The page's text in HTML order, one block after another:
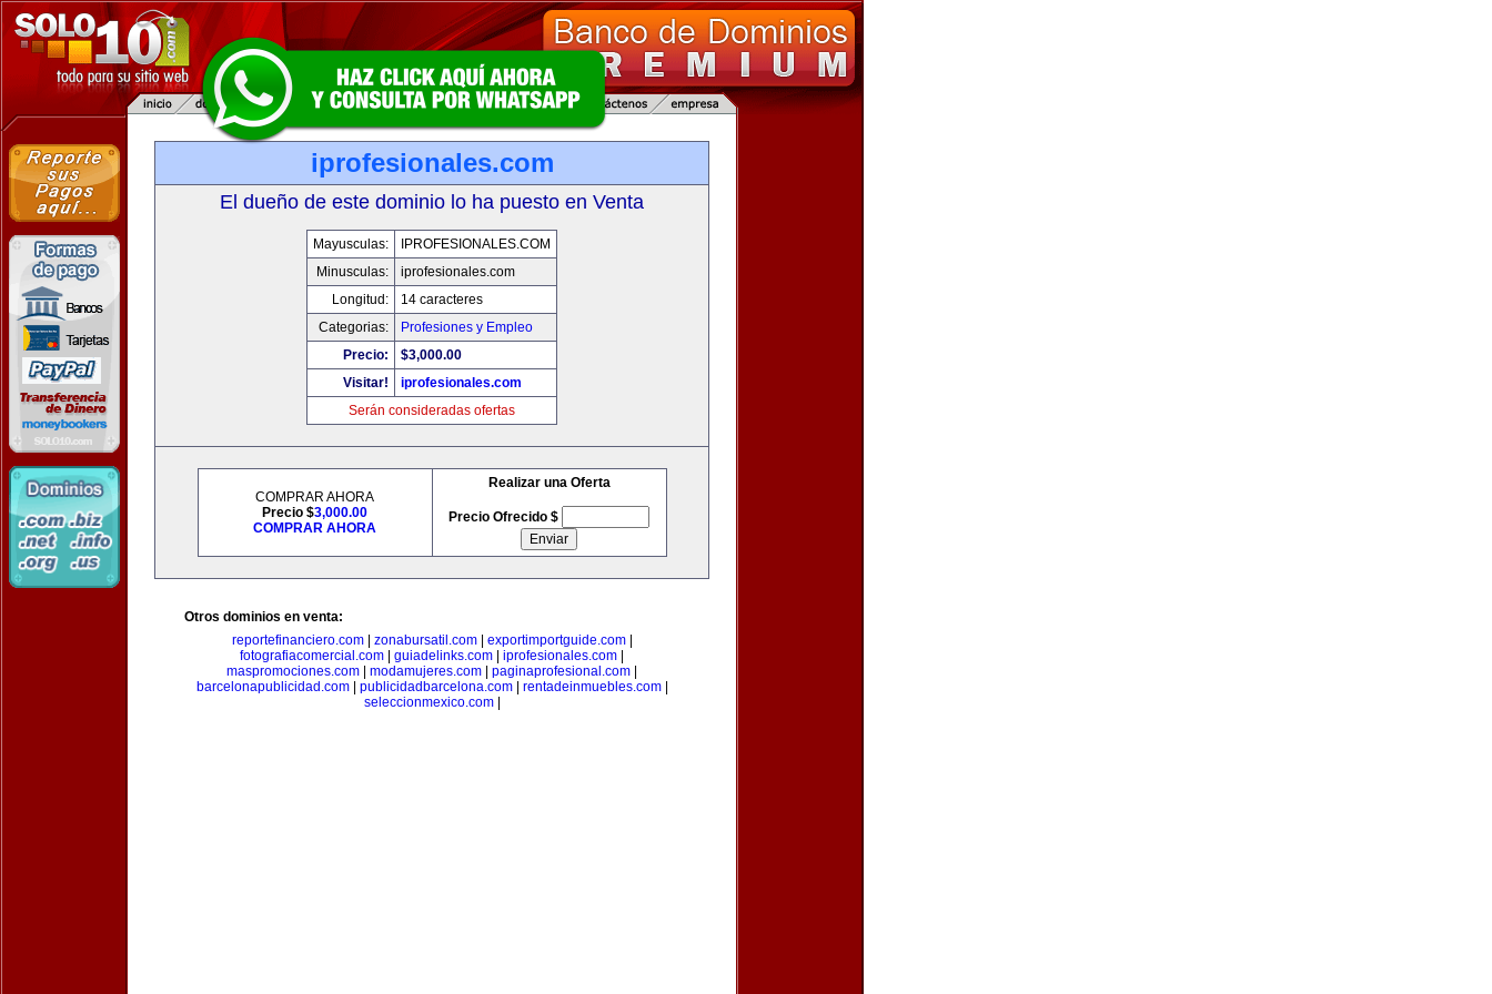
iprofesionales.com
El dueño de este dominio lo ha puesto en Venta
Mayusculas:
IPROFESIONALES.COM
Minusculas:
iprofesionales.com
Longitud:
14 caracteres
Categorias:
Profesiones y Empleo
Precio:
$3,000.00
Visitar!
iprofesionales.com
Serán consideradas ofertas
COMPRAR AHORA
Precio $3,000.00
COMPRAR AHORA
Realizar una Oferta
Precio Ofrecido $
Otros dominios en venta:
reportefinanciero.com| zonabursatil.com| exportimportguide.com|
fotografiacomercial.com
guiadelinks.com iprofesionales.com
maspromociones.com
modamujeres.com paginaprofesional.com
barcelonapublicidad.com| publicidadbarcelona.com| rentadeinmuebles.com|
seleccionmexico.com|